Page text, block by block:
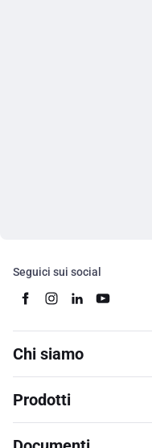
Seguici sui social
Chi siamo
Prodotti